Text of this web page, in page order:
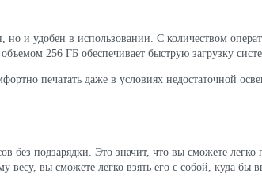
но и удобен в использовании. С количеством
объемом 256 ГБ обеспечивает быструю загрузку
печатать даже в условиях недостаточной
без подзарядки. Это значит, что вы сможете
весу, вы сможете легко взять его с собой, куда бы